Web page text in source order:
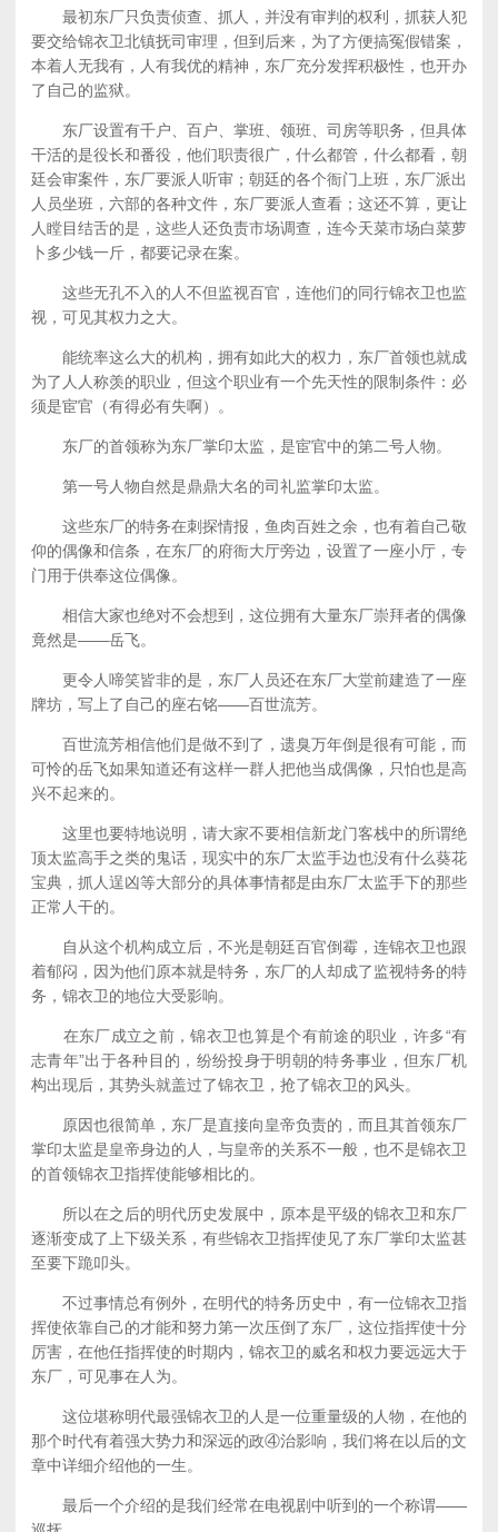
最初东厂只负责侦查、抓人，并没有审判的权利，抓获人犯
要交给锦衣卫北镇抚司审理，但到后来，为了方便搞冤假错案，
本着人无我有，人有我优的精神，东厂充分发挥积极性，也开办
了自己的监狱。
东厂设置有千户、百户、掌班、领班、司房等职务，但具体
干活的是役长和番役，他们职责很广，什么都管，什么都看，朝
廷会审案件，东厂要派人听审；朝廷的各个衙门上班，东厂派出
人员坐班，六部的各种文件，东厂要派人查看；这还不算，更让
人瞠目结舌的是，这些人还负责市场调查，连今天菜市场白菜萝
卜多少钱一斤，都要记录在案。
这些无孔不入的人不但监视百官，连他们的同行锦衣卫也监
视，可见其权力之大。
能统率这么大的机构，拥有如此大的权力，东厂首领也就成
为了人人称羡的职业，但这个职业有一个先天性的限制条件：必
须是宦官（有得必有失啊）。
东厂的首领称为东厂掌印太监，是宦官中的第二号人物。
第一号人物自然是鼎鼎大名的司礼监掌印太监。
这些东厂的特务在刺探情报，鱼肉百姓之余，也有着自己敬
仰的偶像和信条，在东厂的府衙大厅旁边，设置了一座小厅，专
门用于供奉这位偶像。
相信大家也绝对不会想到，这位拥有大量东厂崇拜者的偶像
竟然是——岳飞。
更令人啼笑皆非的是，东厂人员还在东厂大堂前建造了一座
牌坊，写上了自己的座右铭——百世流芳。
百世流芳相信他们是做不到了，遗臭万年倒是很有可能，而
可怜的岳飞如果知道还有这样一群人把他当成偶像，只怕也是高
兴不起来的。
这里也要特地说明，请大家不要相信新龙门客栈中的所谓绝
顶太监高手之类的鬼话，现实中的东厂太监手边也没有什么葵花
宝典，抓人逞凶等大部分的具体事情都是由东厂太监手下的那些
正常人干的。
自从这个机构成立后，不光是朝廷百官倒霉，连锦衣卫也跟
着郁闷，因为他们原本就是特务，东厂的人却成了监视特务的特
务，锦衣卫的地位大受影响。
在东厂成立之前，锦衣卫也算是个有前途的职业，许多“有
志青年”出于各种目的，纷纷投身于明朝的特务事业，但东厂机
构出现后，其势头就盖过了锦衣卫，抢了锦衣卫的风头。
原因也很简单，东厂是直接向皇帝负责的，而且其首领东厂
掌印太监是皇帝身边的人，与皇帝的关系不一般，也不是锦衣卫
的首领锦衣卫指挥使能够相比的。
所以在之后的明代历史发展中，原本是平级的锦衣卫和东厂
逐渐变成了上下级关系，有些锦衣卫指挥使见了东厂掌印太监甚
至要下跪叩头。
不过事情总有例外，在明代的特务历史中，有一位锦衣卫指
挥使依靠自己的才能和努力第一次压倒了东厂，这位指挥使十分
厉害，在他任指挥使的时期内，锦衣卫的威名和权力要远远大于
东厂，可见事在人为。
这位堪称明代最强锦衣卫的人是一位重量级的人物，在他的
那个时代有着强大势力和深远的政④治影响，我们将在以后的文
章中详细介绍他的一生。
最后一个介绍的是我们经常在电视剧中听到的一个称谓——